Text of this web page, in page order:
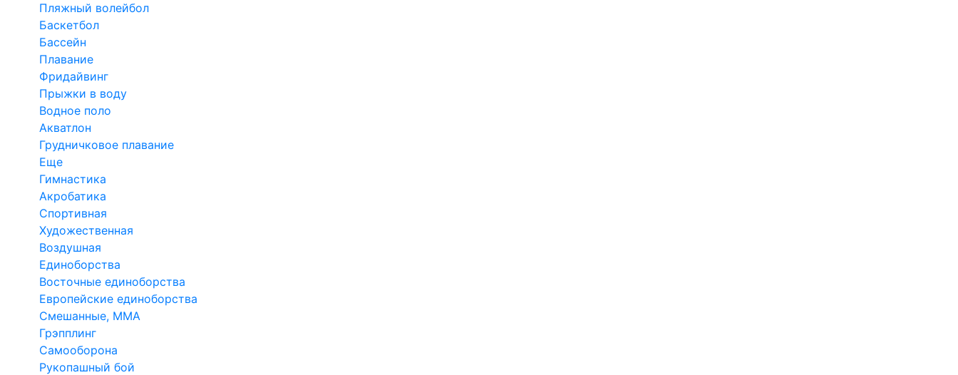
Пляжный волейбол
Баскетбол
Бассейн
Плавание
Фридайвинг
Прыжки в воду
Водное поло
Акватлон
Грудничковое плавание
Еще
Гимнастика
Акробатика
Спортивная
Художественная
Воздушная
Единоборства
Восточные единоборства
Европейские единоборства
Смешанные, ММА
Грэпплинг
Самооборона
Рукопашный бой